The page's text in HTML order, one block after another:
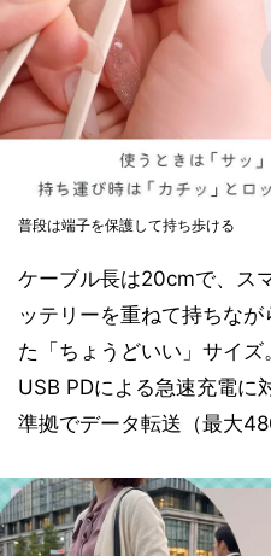
普段は端子を保護して持ち歩ける
ケーブル長は20cmで、ス
ッテリーを重ねて持ちな
た「ちょうどいい」サイ
USB PDによる急速充電に
準拠でデータ転送（最大